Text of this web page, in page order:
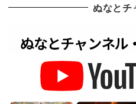
ぬなとチ